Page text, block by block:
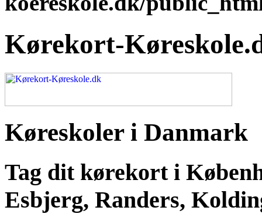
Kørekort-
Køreskoler i Danmark
Tag dit kørekort i
Esbjerg, Randers,